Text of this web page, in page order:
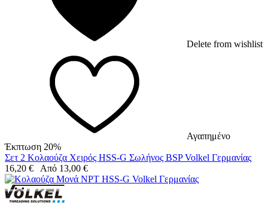
Delete from wishlist
Αγαπημένο
Έκπτωση 20%
Σετ 2 Κολαούζα Χειρός HSS-G Σωλήνος BSP Volkel Γερμανίας
16,20 € Από 13,00 €